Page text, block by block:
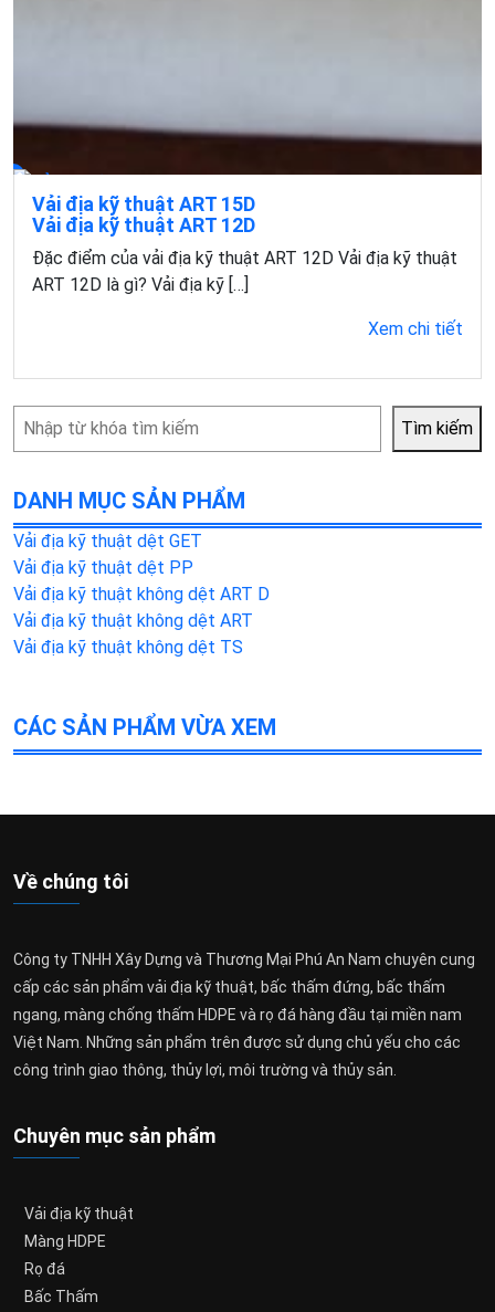
Vải địa kỹ thuật ART 15D
Giới thiệu chung về vải địa kỹ thuật ART 15D Vải địa kỹ
thuật ART 15D là gì? Vải địa […]
Vải địa kỹ thuật ART 12D
Đặc điểm của vải địa kỹ thuật ART 12D Vải địa kỹ thuật
ART 12D là gì? Vải địa kỹ […]
Xem chi tiết
Tìm
kiếm
Tìm kiếm
DANH MỤC SẢN PHẨM
Vải địa kỹ thuật dệt GET
Vải địa kỹ thuật dệt PP
Vải địa kỹ thuật không dệt ART D
Vải địa kỹ thuật không dệt ART
Vải địa kỹ thuật không dệt TS
CÁC SẢN PHẨM VỪA XEM
Về chúng tôi
Công ty TNHH Xây Dựng và Thương Mại Phú An Nam chuyên cung
cấp các sản phẩm vải địa kỹ thuật, bấc thấm đứng, bấc thấm
ngang, màng chống thấm HDPE và rọ đá hàng đầu tại miền nam
Việt Nam. Những sản phẩm trên được sử dụng chủ yếu cho các
công trình giao thông, thủy lợi, môi trường và thủy sản.
Chuyên mục sản phẩm
Vải địa kỹ thuật
Màng HDPE
Rọ đá
Bấc Thấm